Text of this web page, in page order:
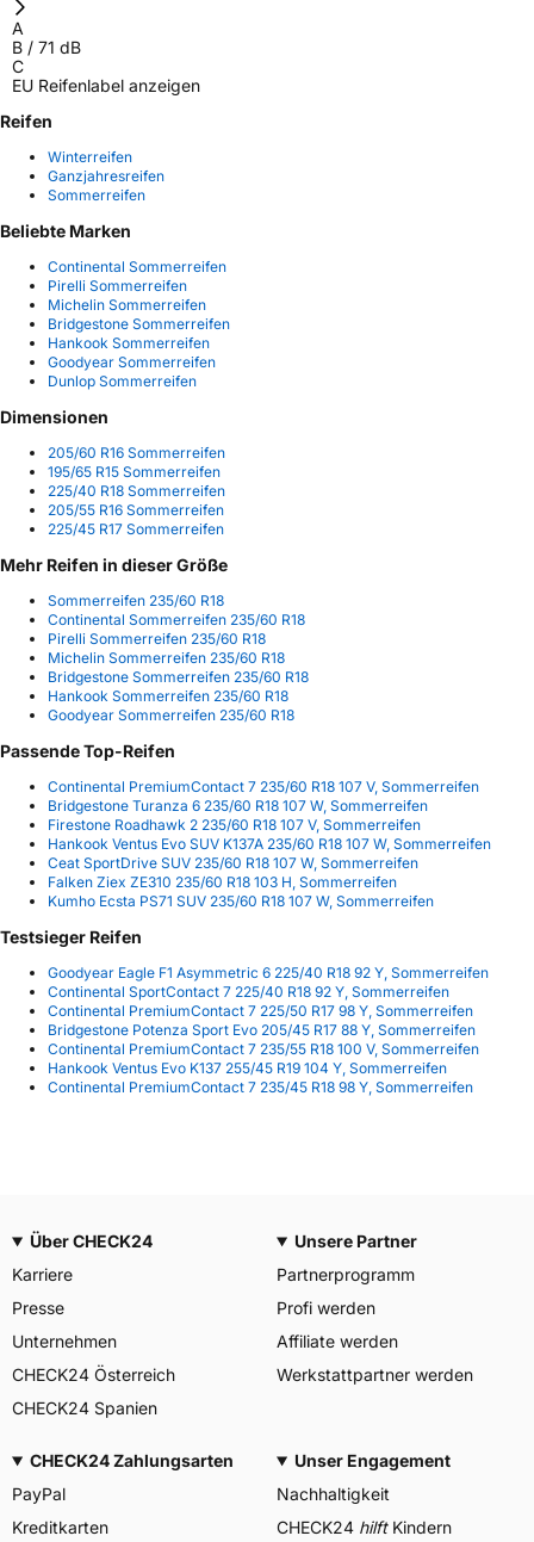
A
B / 71 dB
C
EU Reifenlabel anzeigen
Reifen
Winterreifen
Ganzjahresreifen
Sommerreifen
Beliebte Marken
Continental Sommerreifen
Pirelli Sommerreifen
Michelin Sommerreifen
Bridgestone Sommerreifen
Hankook Sommerreifen
Goodyear Sommerreifen
Dunlop Sommerreifen
Dimensionen
205/60 R16 Sommerreifen
195/65 R15 Sommerreifen
225/40 R18 Sommerreifen
205/55 R16 Sommerreifen
225/45 R17 Sommerreifen
Mehr Reifen in dieser Größe
Sommerreifen 235/60 R18
Continental Sommerreifen 235/60 R18
Pirelli Sommerreifen 235/60 R18
Michelin Sommerreifen 235/60 R18
Bridgestone Sommerreifen 235/60 R18
Hankook Sommerreifen 235/60 R18
Goodyear Sommerreifen 235/60 R18
Passende Top-Reifen
Continental PremiumContact 7 235/60 R18 107 V, Sommerreifen
Bridgestone Turanza 6 235/60 R18 107 W, Sommerreifen
Firestone Roadhawk 2 235/60 R18 107 V, Sommerreifen
Hankook Ventus Evo SUV K137A 235/60 R18 107 W, Sommerreifen
Ceat SportDrive SUV 235/60 R18 107 W, Sommerreifen
Falken Ziex ZE310 235/60 R18 103 H, Sommerreifen
Kumho Ecsta PS71 SUV 235/60 R18 107 W, Sommerreifen
Testsieger Reifen
Goodyear Eagle F1 Asymmetric 6 225/40 R18 92 Y, Sommerreifen
Continental SportContact 7 225/40 R18 92 Y, Sommerreifen
Continental PremiumContact 7 225/50 R17 98 Y, Sommerreifen
Bridgestone Potenza Sport Evo 205/45 R17 88 Y, Sommerreifen
Continental PremiumContact 7 235/55 R18 100 V, Sommerreifen
Hankook Ventus Evo K137 255/45 R19 104 Y, Sommerreifen
Continental PremiumContact 7 235/45 R18 98 Y, Sommerreifen
Über CHECK24
Karriere
Presse
Unternehmen
CHECK24 Österreich
CHECK24 Spanien
Unsere Partner
Partnerprogramm
Profi werden
Affiliate werden
Werkstattpartner werden
CHECK24 Zahlungsarten
PayPal
Kreditkarten
Unser Engagement
Nachhaltigkeit
CHECK24 hilftKindern